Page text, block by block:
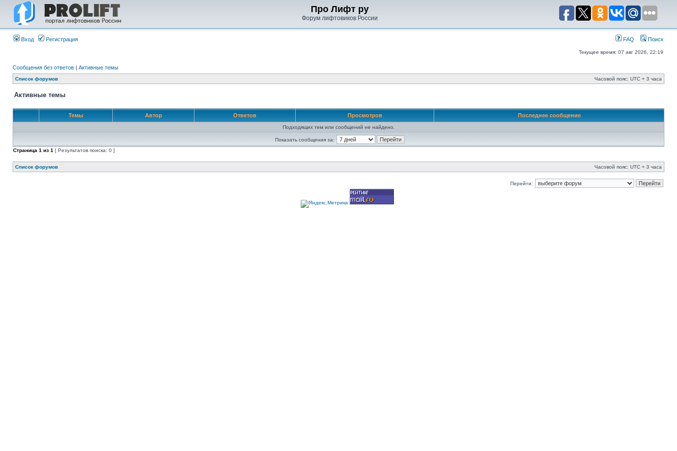
Про Лифт ру
Форум лифтовиков России
Вход Регистрация FAQ Поиск
Текущее время: 07 авг 2026, 22:19
Сообщения без ответов | Активные темы
Список форумов Часовой пояс: UTC + 3 часа
Активные темы
Темы Автор Ответов Просмотров Последнее сообщение
Подходящих тем или сообщений не найдено.
Показать сообщения за:
Страница 1 из 1 [ Результатов поиска: 0 ]
Список форумов Часовой пояс: UTC + 3 часа
Перейти: